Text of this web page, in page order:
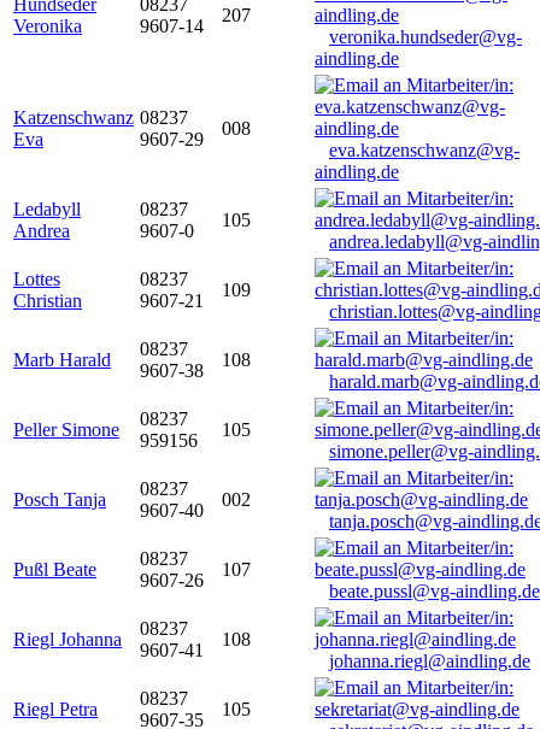
Hundseder
Veronika
08237
9607-14
207
veronika.hundseder@vg-
aindling.de
Katzenschwanz
Eva
08237
9607-29
008
eva.katzenschwanz@vg-
aindling.de
Ledabyll
Andrea
08237
9607-0
105
andrea.ledabyll@vg-
Lottes
Christian
08237
9607-21
109
christian.lottes@vg-
Marb Harald
08237
9607-38
108
harald.marb@vg-
Peller Simone
08237
959156
105
simone.peller@vg-
Posch Tanja
08237
9607-40
002
tanja.posch@vg-
Pußl Beate
08237
9607-26
107
beate.pussl@vg-aindling.de
Riegl Johanna
08237
9607-41
108
johanna.riegl@aindling.de
Riegl Petra
08237
9607-35
105